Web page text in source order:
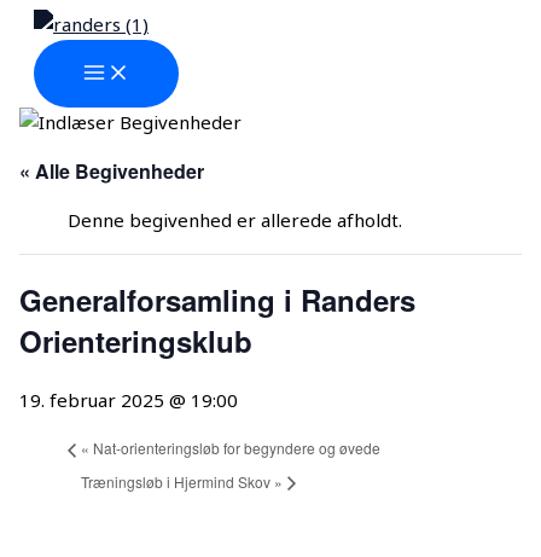
indholdet
MENU
« Alle Begivenheder
Denne begivenhed er allerede afholdt.
Generalforsamling i Randers
Orienteringsklub
19. februar 2025 @ 19:00
« Nat-orienteringsløb for begyndere og øvede
Træningsløb i Hjermind Skov »